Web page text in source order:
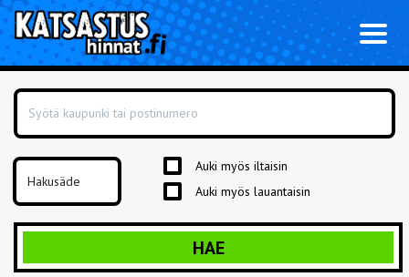
Auki myös iltaisin
Auki myös lauantaisin
HAE